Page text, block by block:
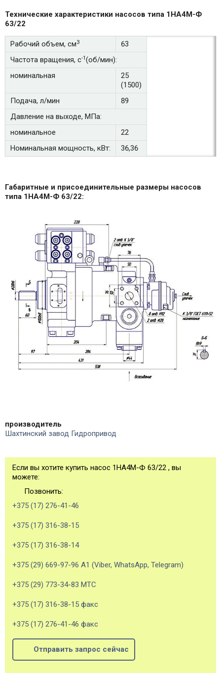
Технические характеристики насосов типа 1НА4М-Ф
63/22
Рабочий объем, см3
63
Частота вращения, с-1(об/мин):
номинальная
25
(1500)
Подача, л/мин
89
Давление на выходе, МПа:
номинальное
22
Номинальная мощность, кВт:
36,36
Габаритные и присоединительные размеры насосов
типа 1НА4М-Ф 63/22:
производитель
Шахтинский завод Гидропривод
Если вы хотите купить насос 1НА4М-Ф 63/22 , вы
можете:
Позвонить:
+375 (17) 276-41-46
+375 (17) 316-38-15
+375 (17) 316-38-14
+375 (29) 669-97-96 А1 (Viber, WhatsApp, Telegram)
+375 (29) 773-34-83 МТС
+375 (17) 316-38-15 факс
+375 (17) 276-41-46 факс
Отправить запрос сейчас